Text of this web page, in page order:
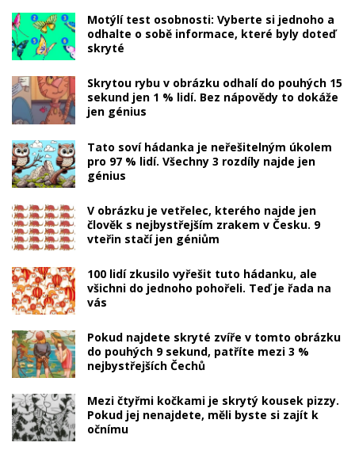
Motýlí test osobnosti: Vyberte si jednoho a
odhalte o sobě informace, které byly doteď
skryté
Skrytou rybu v obrázku odhalí do pouhých 15
sekund jen 1 % lidí. Bez nápovědy to dokáže
jen génius
Tato soví hádanka je neřešitelným úkolem
pro 97 % lidí. Všechny 3 rozdíly najde jen
génius
V obrázku je vetřelec, kterého najde jen
člověk s nejbystřejším zrakem v Česku. 9
vteřin stačí jen géniům
100 lidí zkusilo vyřešit tuto hádanku, ale
všichni do jednoho pohořeli. Teď je řada na
vás
Pokud najdete skryté zvíře v tomto obrázku
do pouhých 9 sekund, patříte mezi 3 %
nejbystřejších Čechů
Mezi čtyřmi kočkami je skrytý kousek pizzy.
Pokud jej nenajdete, měli byste si zajít k
očnímu